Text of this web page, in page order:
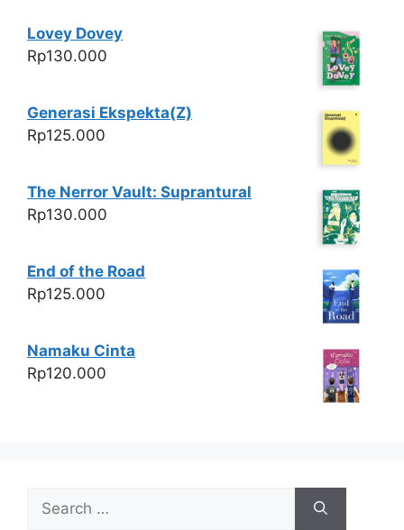
Lovey Dovey
Rp130.000
Generasi Ekspekta(Z)
Rp125.000
The Nerror Vault: Suprantural
Rp130.000
End of the Road
Rp125.000
Namaku Cinta
Rp120.000
for: